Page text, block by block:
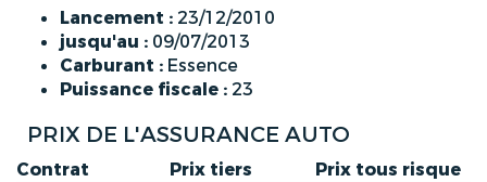
Lancement : 23/12/2010
jusqu'au : 09/07/2013
Carburant : Essence
Puissance fiscale : 23
PRIX DE L'ASSURANCE AUTO
Contrat Prix tiers
Prix tous risque